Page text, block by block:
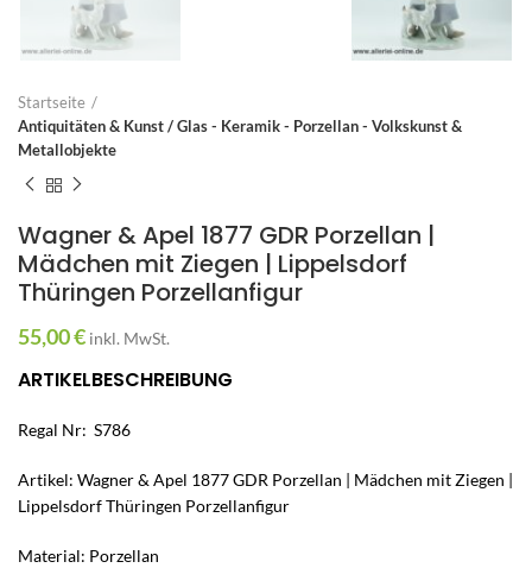
Startseite
Antiquitäten & Kunst / Glas - Keramik - Porzellan - Volkskunst &
Metallobjekte
Wagner & Apel 1877 GDR Porzellan |
Mädchen mit Ziegen | Lippelsdorf
Thüringen Porzellanfigur
55,00€ inkl. MwSt.
ARTIKELBESCHREIBUNG
Regal Nr: S786
Artikel: Wagner & Apel 1877 GDR Porzellan | Mädchen mit Ziegen |
Lippelsdorf Thüringen Porzellanfigur
Material: Porzellan